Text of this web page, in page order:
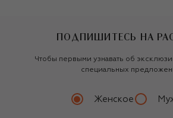
ПОДПИШИТЕСЬ НА
Чтобы первыми узнавать об
специальных
Женское